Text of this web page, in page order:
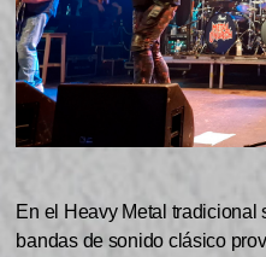
En el Heavy Metal tradicional
bandas de sonido clásico